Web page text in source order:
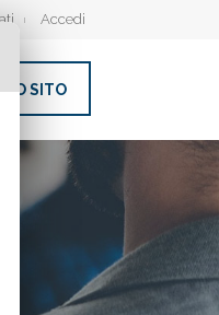
Accedi
SITO